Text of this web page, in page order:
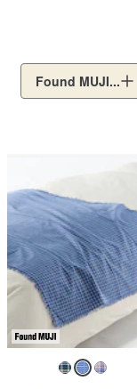
Found MUJI...